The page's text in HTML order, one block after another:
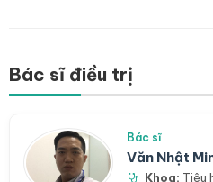
Bác sĩ điều trị
Bác sĩ
Văn Nhật
Khoa: Tiêu